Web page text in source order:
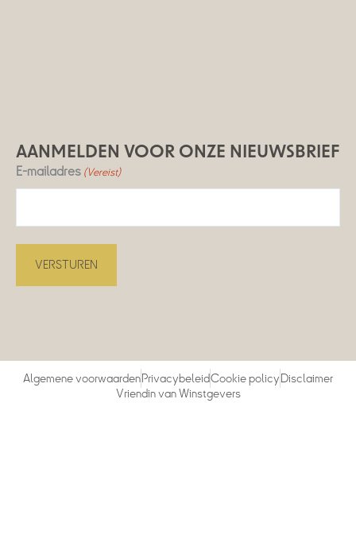
AANMELDEN VOOR ONZE NIEUWSBRIEF
E-mailadres (Vereist)
Algemene voorwaardenPrivacybeleidCookie policyDisclaimer
Vriendin van Winstgevers